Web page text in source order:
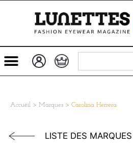
Search
Accueil > Marques > Carolina Herrera
LISTE DES